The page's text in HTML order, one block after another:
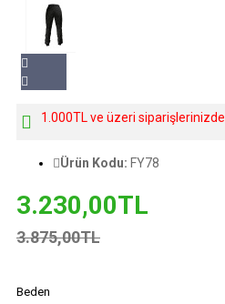
1.000TL ve üzeri siparişlerinizde
Ürün Kodu: FY78
3.230,00TL
3.875,00TL
Beden